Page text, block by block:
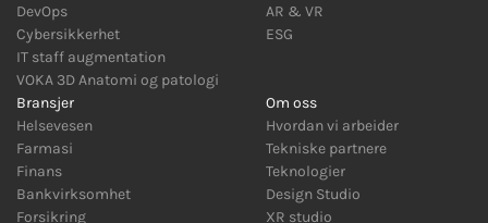
DevOps
Cybersikkerhet
IT staff augmentation
VOKA 3D Anatomi og patologi
AR & VR
ESG
Bransjer
Helsevesen
Farmasi
Finans
Bankvirksomhet
Forsikring
Om oss
Hvordan vi arbeider
Tekniske partnere
Teknologier
Design Studio
XR studio